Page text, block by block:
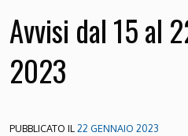
Avvisi dal 15 al
2023
PUBBLICATO IL22 GENNAIO 2023